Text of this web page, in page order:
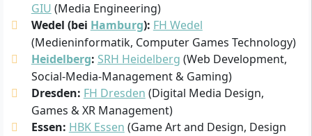
GIU (Media Engineering)
Wedel (bei Hamburg): FH Wedel
(Medieninformatik, Computer Games Technology)
Heidelberg: SRH Heidelberg (Web Development,
Social-Media-Management & Gaming)
Dresden: FH Dresden (Digital Media Design,
Games & XR Management)
Essen: HBK Essen (Game Art and Design, Design